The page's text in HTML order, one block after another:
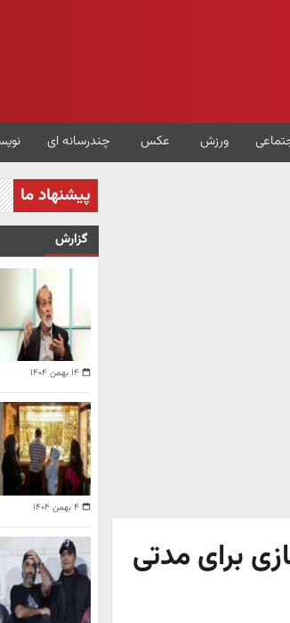
ورزش عکس چندرسانه ای
برای مدتی
پیشنهاد ما
گزارش
۱۴ بهمن ۱۴۰۴
۴ بهمن ۱۴۰۴